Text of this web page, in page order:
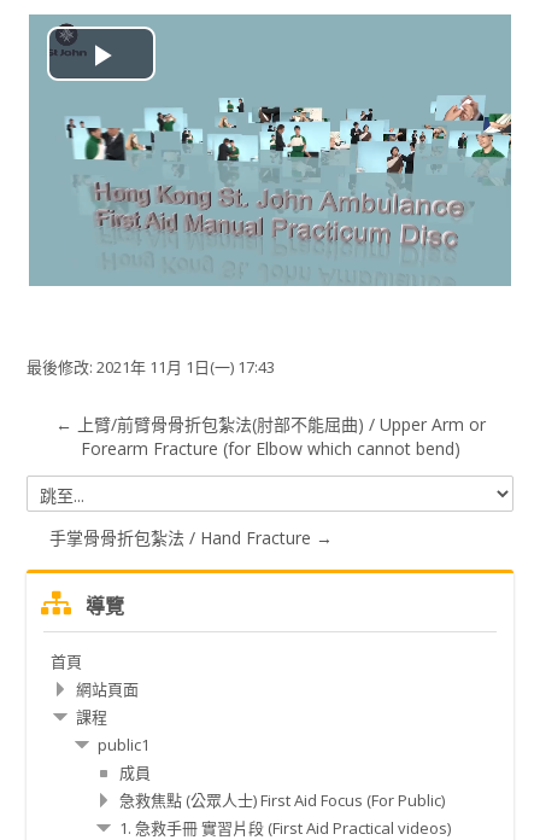
播
放
视
频
最後修改: 2021年 11月 1日(一) 17:43
← 上臂/前臂骨骨折包紮法(肘部不能屈曲) / Upper Arm or
Forearm Fracture (for Elbow which cannot bend)
跳
至...手掌骨骨折包紮法 / Hand Fracture →
過
導覽
首頁
網站頁面
課程
public1
成員
急救焦點 (公眾人士) First Aid Focus (For Public)
1. 急救手冊 實習片段 (First Aid Practical videos)